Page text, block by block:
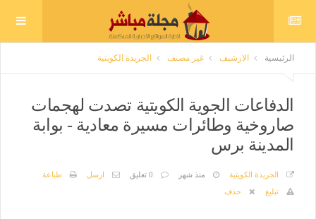
الرئيسية الارشيف غير مصنف الجريدة الكويتية
الدفاعات الجوية الكويتية تصدت لهجمات
صاروخية وطائرات مسيرة معادية - بوابة
المدينة برس
الجريدة الكويتية منذ شهر 0 تعليق ارسل
طباعة
تبليغ
حذف